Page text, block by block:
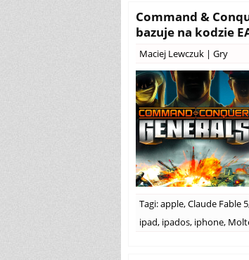
Command &
bazuje na kodzie
Maciej Lewczuk | Gry
Tagi:apple,Claude Fable 5
ipad, ipados, iphone,